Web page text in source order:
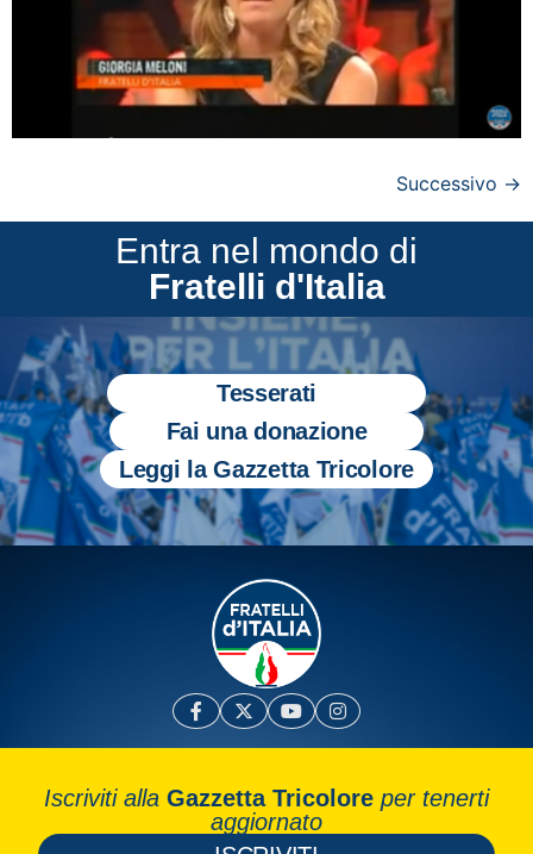
Successivo →
Entra nel mondo di
Fratelli d'Italia
Tesserati
Fai una donazione
Leggi la Gazzetta Tricolore
Iscriviti alla Gazzetta Tricolore per tenerti
aggiornato